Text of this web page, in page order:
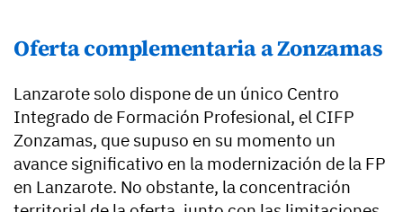
Oferta complementaria a Zonzamas
Lanzarote solo dispone de un único Centro
Integrado de Formación Profesional, el CIFP
Zonzamas, que supuso en su momento un
avance significativo en la modernización de la FP
en Lanzarote. No obstante, la concentración